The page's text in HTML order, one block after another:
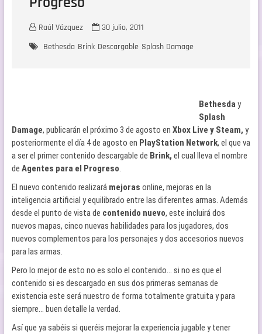
Raúl Vázquez
30 julio, 2011
Bethesda Brink Descargable Splash Damage
Bethesday
Splash
Damage, publicarán el próximo 3 de agosto en Xbox Live y Steam, y
posteriormente el día 4 de agosto en PlayStation Network, el que va
a ser el primer contenido descargable de Brink, el cual lleva el nombre
de Agentes para el Progreso.
El nuevo contenido realizará mejoras online, mejoras en la
inteligencia artificial y equilibrado entre las diferentes armas. Además
desde el punto de vista de contenido nuevo, este incluirá dos
nuevos mapas, cinco nuevas habilidades para los jugadores, dos
nuevos complementos para los personajes y dos accesorios nuevos
para las armas.
Pero lo mejor de esto no es solo el contenido… si no es que el
contenido si es descargado en sus dos primeras semanas de
existencia este será nuestro de forma totalmente gratuita y para
siempre… buen detalle la verdad.
Así que ya sabéis si queréis mejorar la experiencia jugable y tener